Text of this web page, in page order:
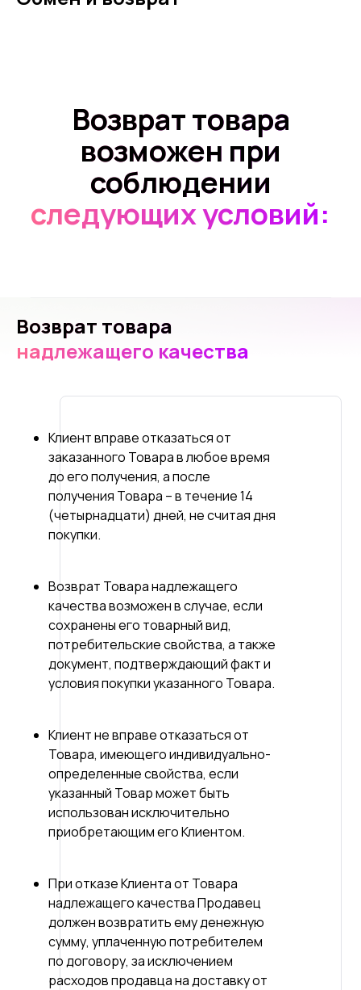
Возврат товара
возможен при
соблюдении
следующих условий:
Возврат товара
надлежащего качества
Клиент вправе отказаться от
заказанного Товара в любое время
до его получения, а после
получения Товара – в течение 14
(четырнадцати) дней, не считая дня
покупки.
Возврат Товара надлежащего
качества возможен в случае, если
сохранены его товарный вид,
потребительские свойства, а также
документ, подтверждающий факт и
условия покупки указанного Товара.
Клиент не вправе отказаться от
Товара, имеющего индивидуально-
определенные свойства, если
указанный Товар может быть
использован исключительно
приобретающим его Клиентом.
При отказе Клиента от Товара
надлежащего качества Продавец
должен возвратить ему денежную
сумму, уплаченную потребителем
по договору, за исключением
расходов продавца на доставку от